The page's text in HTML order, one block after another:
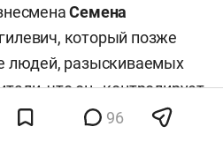
Семена
который позже
людей, разыскиваемых
что он «контролирует
владел 40%
96